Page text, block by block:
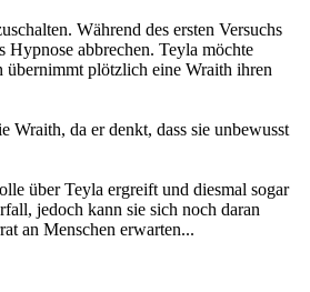
Während des ersten Versuchs
Hypnose abbrechen. Teyla möchte
übernimmt plötzlich eine Wraith ihren
da er denkt, dass sie unbewusst
über Teyla ergreift und diesmal sogar
jedoch kann sie sich noch daran
an Menschen erwarten...